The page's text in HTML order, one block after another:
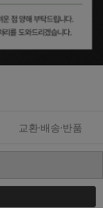
교환·배송·반품